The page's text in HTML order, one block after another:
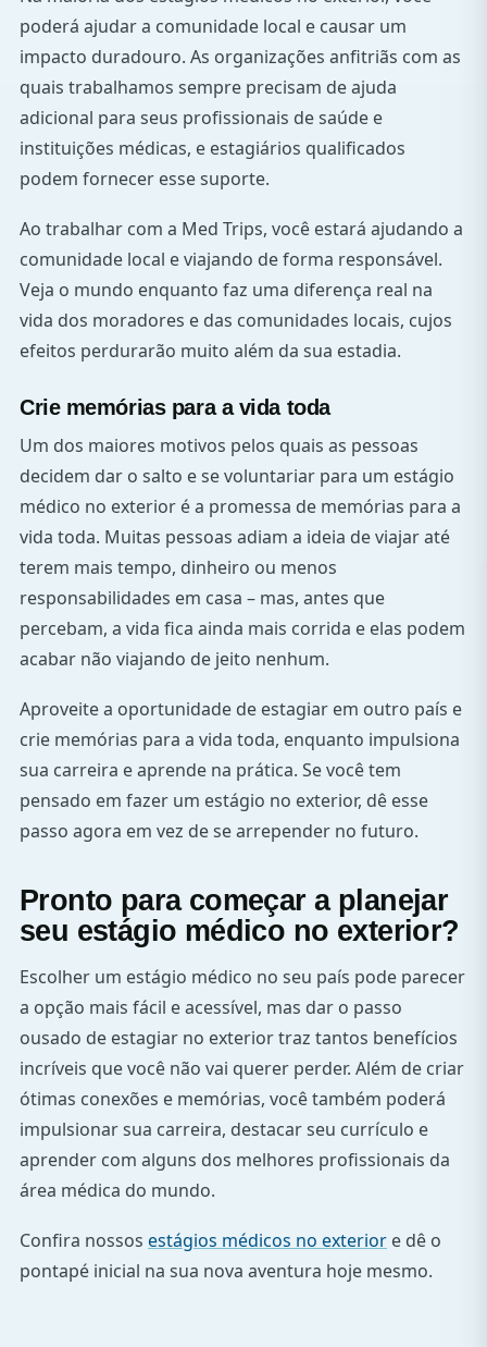
poderá ajudar a comunidade local e causar um
impacto duradouro. As organizações anfitriãs com as
quais trabalhamos sempre precisam de ajuda
adicional para seus profissionais de saúde e
instituições médicas, e estagiários qualificados
podem fornecer esse suporte.
Ao trabalhar com a Med Trips, você estará ajudando a
comunidade local e viajando de forma responsável.
Veja o mundo enquanto faz uma diferença real na
vida dos moradores e das comunidades locais, cujos
efeitos perdurarão muito além da sua estadia.
Crie memórias para a vida toda
Um dos maiores motivos pelos quais as pessoas
decidem dar o salto e se voluntariar para um estágio
médico no exterior é a promessa de memórias para a
vida toda. Muitas pessoas adiam a ideia de viajar até
terem mais tempo, dinheiro ou menos
responsabilidades em casa – mas, antes que
percebam, a vida fica ainda mais corrida e elas podem
acabar não viajando de jeito nenhum.
Aproveite a oportunidade de estagiar em outro país e
crie memórias para a vida toda, enquanto impulsiona
sua carreira e aprende na prática. Se você tem
pensado em fazer um estágio no exterior, dê esse
passo agora em vez de se arrepender no futuro.
Pronto para começar a planejar
seu estágio médico no exterior?
Escolher um estágio médico no seu país pode parecer
a opção mais fácil e acessível, mas dar o passo
ousado de estagiar no exterior traz tantos benefícios
incríveis que você não vai querer perder. Além de criar
ótimas conexões e memórias, você também poderá
impulsionar sua carreira, destacar seu currículo e
aprender com alguns dos melhores profissionais da
área médica do mundo.
Confira nossos estágios médicos no exterior e dê o
pontapé inicial na sua nova aventura hoje mesmo.